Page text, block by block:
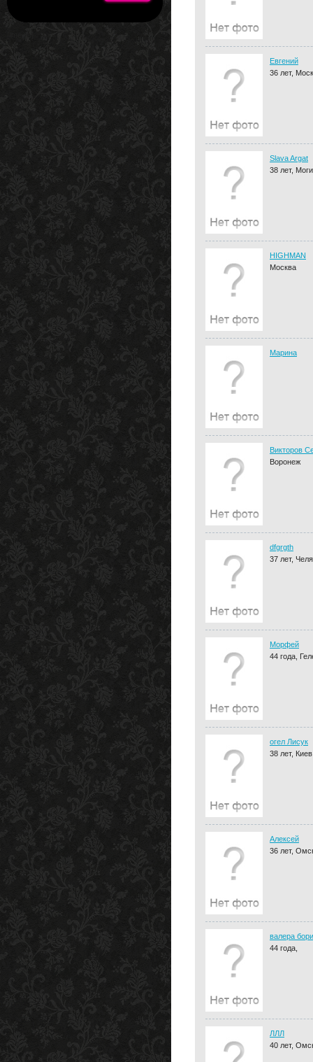
Евгений
36 лет,
Slava Argat
38 лет,
HIGHMAN
Москва
Марина
Викторов
Воронеж
dfgrgth
37 лет,
Морфей
44 года,
огел Лисук
38 лет, Киев
Алексей
36 лет,
валера
44 года,
ЛЛЛ
40 лет,